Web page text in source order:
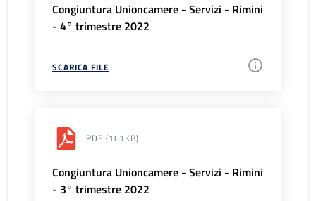
Congiuntura Unioncamere - Servizi - Rimini
- 4° trimestre 2022
SCARICA FILE
PDF (161KB)
Congiuntura Unioncamere - Servizi - Rimini
- 3° trimestre 2022